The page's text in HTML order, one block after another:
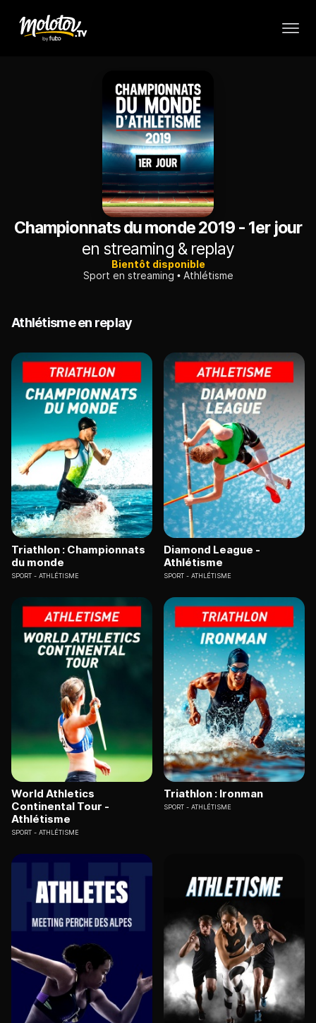
Championnats du monde 2019 - 1er jour
en streaming & replay
Bientôt disponible
Sport en streaming
Athlétisme
Athlétisme en replay
Triathlon : Championnats
du monde
SPORT ATHLÉTISME
Diamond League -
Athlétisme
SPORT ATHLÉTISME
World Athletics
Continental Tour -
Athlétisme
SPORT ATHLÉTISME
Triathlon : Ironman
SPORT ATHLÉTISME